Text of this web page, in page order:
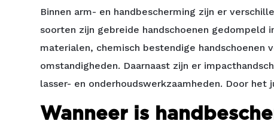
Binnen arm- en handbescherming zijn er
soorten zijn gebreide handschoenen gedompeld
materialen, chemisch bestendige
omstandigheden. Daarnaast zijn er
lasser- en onderhoudswerkzaamheden. Door
Wanneer is